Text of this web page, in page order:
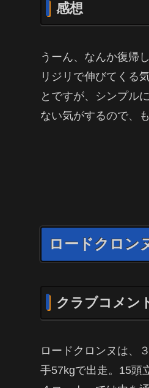
感想
うーん、なんか復帰
リジリで伸びてくる
とですが、シンプル
ない気がするので、
ロードクロン
クラブコメン
ロードクロンヌは、
手57kgで出走。15頭